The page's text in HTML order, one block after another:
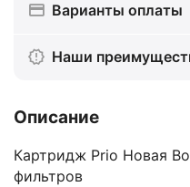
Варианты оплаты
Наши
Описание
Картридж Prio Новая
фильтров